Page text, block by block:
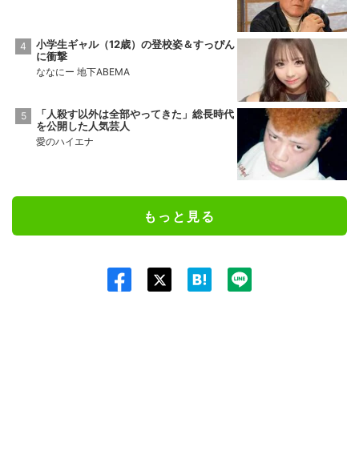
小学生ギャル（12歳）の登校姿＆すっぴん
に衝撃
ななにー 地下ABEMA
「人殺す以外は全部やってきた」総長時代
を公開した人気芸人
愛のハイエナ
もっと見る